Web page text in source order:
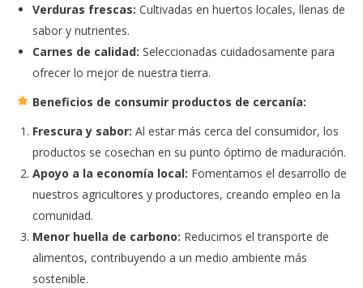
Verduras frescas: Cultivadas en huertos locales, llenas de
sabor y nutrientes.
Carnes de calidad: Seleccionadas cuidadosamente para
ofrecer lo mejor de nuestra tierra.
Beneficios de consumir productos de cercanía:
Frescura y sabor: Al estar más cerca del consumidor, los
productos se cosechan en su punto óptimo de maduración.
Apoyo a la economía local: Fomentamos el desarrollo de
nuestros agricultores y productores, creando empleo en la
comunidad.
Menor huella de carbono: Reducimos el transporte de
alimentos, contribuyendo a un medio ambiente más
sostenible.